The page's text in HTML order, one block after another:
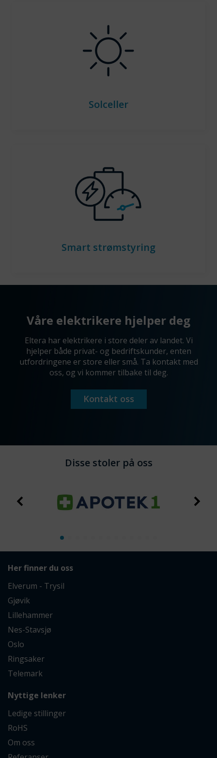
Solceller
Smart strømstyring
Våre elektrikere hjelper deg
Eltera har elektrikere i store deler av landet. Vi
hjelper både privat- og bedriftskunder, enten
utfordringene er store eller små. Ta kontakt med
oss, og vi kommer tilbake til deg.
Kontakt oss
Disse stoler på oss
Her finner du oss
Elverum - Trysil
Gjøvik
Lillehammer
Nes-Stavsjø
Oslo
Ringsaker
Telemark
Nyttige lenker
Ledige stillinger
RoHS
Om oss